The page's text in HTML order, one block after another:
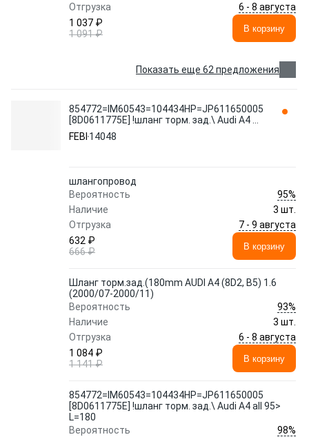
Отгрузка
6 - 8 августа
1 037 ₽
1 091 ₽
В корзину
Показать еще 62 предложения
854772=IM60543=104434HP=JP611650005
[8D0611775E] !шланг торм. зад.\ Audi A4 all
95> L=180 14048 FEBI
FEBI 14048
шлангопровод
Вероятность
95%
Наличие
3 шт.
Отгрузка
7 - 9 августа
632 ₽
666 ₽
В корзину
Шланг торм.зад.(180mm AUDI A4 (8D2, B5) 1.6
(2000/07-2000/11)
Вероятность
93%
Наличие
3 шт.
Отгрузка
6 - 8 августа
1 084 ₽
1 141 ₽
В корзину
854772=IM60543=104434HP=JP611650005
[8D0611775E] !шланг торм. зад.\ Audi A4 all 95>
L=180
Вероятность
98%